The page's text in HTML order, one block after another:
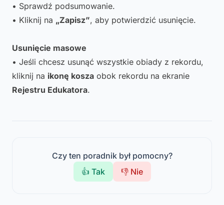
• Sprawdź podsumowanie.
• Kliknij na „Zapisz”, aby potwierdzić usunięcie.
Usunięcie masowe
• Jeśli chcesz usunąć wszystkie obiady z rekordu,
kliknij na ikonę kosza obok rekordu na ekranie
Rejestru Edukatora.
Czy ten poradnik był pomocny?
👍 Tak
👎 Nie